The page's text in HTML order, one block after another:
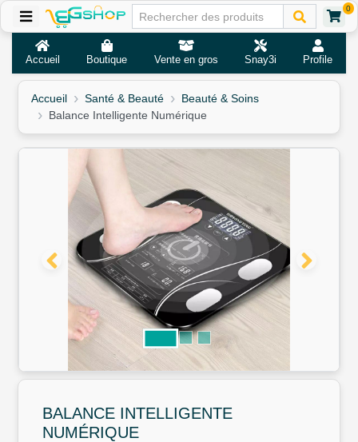
0
Accueil Boutique Vente en gros Snay3i Profile
Accueil Santé & Beauté
Beauté & Soins
Balance Intelligente Numérique
BALANCE INTELLIGENTE
NUMÉRIQUE